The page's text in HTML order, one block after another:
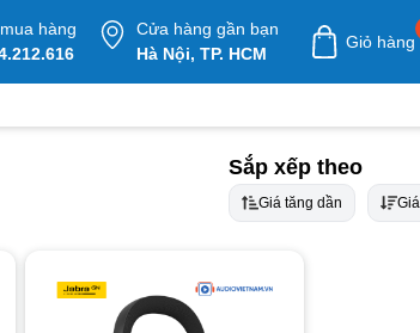
hàng
Cửa hàng gần bạn
Hà Nội, TP. HCM
Giỏ hàng
Sắp xếp theo
Giá tăng dần